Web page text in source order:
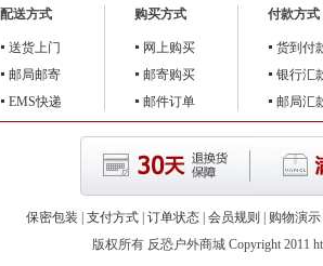
配送方式
送货上门
邮局邮寄
EMS快递
购买方式
网上购买
邮寄购买
邮件订单
付款方式
货到付
银行汇
邮局汇
保密包装 支付方式 订单状态 会员规则 购物演示
版权所有 反恐户外商城 Copyright 2011